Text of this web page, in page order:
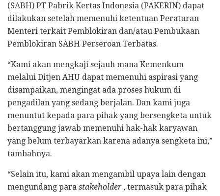
(SABH) PT Pabrik Kertas Indonesia (PAKERIN) dapat
dilakukan setelah memenuhi ketentuan Peraturan
Menteri terkait Pemblokiran dan/atau Pembukaan
Pemblokiran SABH Perseroan Terbatas.
“Kami akan mengkaji sejauh mana Kemenkum
melalui Ditjen AHU dapat memenuhi aspirasi yang
disampaikan, mengingat ada proses hukum di
pengadilan yang sedang berjalan. Dan kami juga
menuntut kepada para pihak yang bersengketa untuk
bertanggung jawab memenuhi hak-hak karyawan
yang belum terbayarkan karena adanya sengketa ini,”
tambahnya.
“Selain itu, kami akan mengambil upaya lain dengan
mengundang para stakeholder, termasuk para pihak